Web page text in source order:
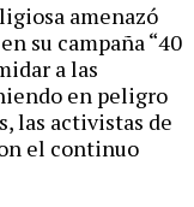
amenazó
su campaña “40
a las
en peligro
las activistas de
el continuo